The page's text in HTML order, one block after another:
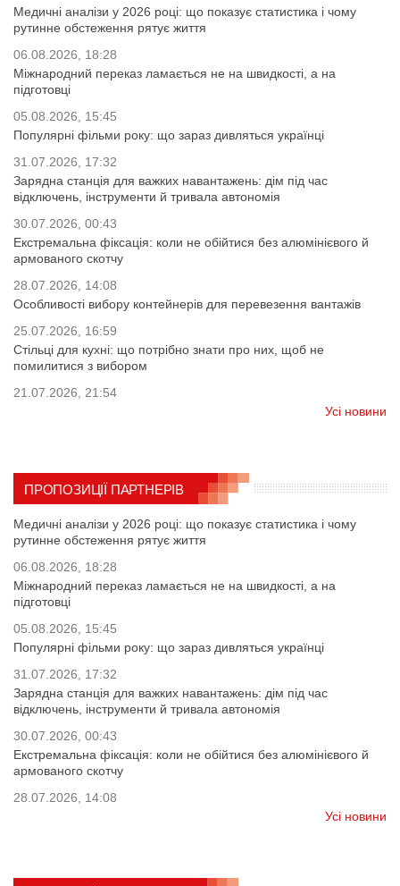
Медичні аналізи у 2026 році: що показує статистика і чому
рутинне обстеження рятує життя
06.08.2026, 18:28
Міжнародний переказ ламається не на швидкості, а на
підготовці
05.08.2026, 15:45
Популярні фільми року: що зараз дивляться українці
31.07.2026, 17:32
Зарядна станція для важких навантажень: дім під час
відключень, інструменти й тривала автономія
30.07.2026, 00:43
Екстремальна фіксація: коли не обійтися без алюмінієвого й
армованого скотчу
28.07.2026, 14:08
Особливості вибору контейнерів для перевезення вантажів
25.07.2026, 16:59
Стільці для кухні: що потрібно знати про них, щоб не
помилитися з вибором
21.07.2026, 21:54
Усі новини
ПРОПОЗИЦІЇ ПАРТНЕРІВ
Медичні аналізи у 2026 році: що показує статистика і чому
рутинне обстеження рятує життя
06.08.2026, 18:28
Міжнародний переказ ламається не на швидкості, а на
підготовці
05.08.2026, 15:45
Популярні фільми року: що зараз дивляться українці
31.07.2026, 17:32
Зарядна станція для важких навантажень: дім під час
відключень, інструменти й тривала автономія
30.07.2026, 00:43
Екстремальна фіксація: коли не обійтися без алюмінієвого й
армованого скотчу
28.07.2026, 14:08
Усі новини